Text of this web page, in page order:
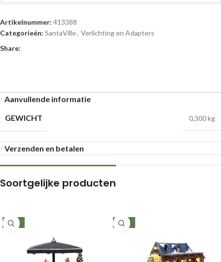
Artikelnummer: 413388
Categorieën: SantaVille, Verlichting en Adapters
Share:
Aanvullende informatie
GEWICHT
0,300 kg
Verzenden en betalen
Soortgelijke producten
-25% -23%